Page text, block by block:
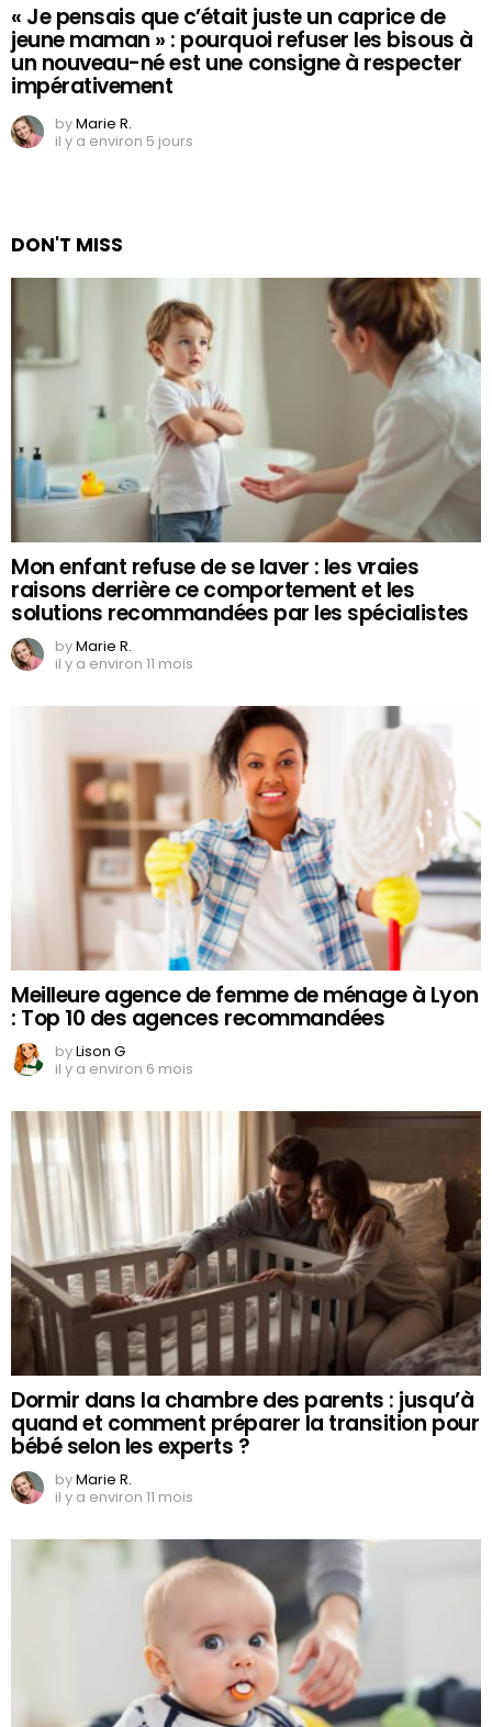
« Je pensais que c’était juste un caprice de
jeune maman » : pourquoi refuser les bisous à
un nouveau-né est une consigne à respecter
impérativement
byMarie R.
il y a environ 5 jours
DON'T MISS
Mon enfant refuse de se laver : les vraies
raisons derrière ce comportement et les
solutions recommandées par les spécialistes
byMarie R.
il y a environ 11 mois
Meilleure agence de femme de ménage à Lyon
: Top 10 des agences recommandées
byLison G
il y a environ 6 mois
Dormir dans la chambre des parents : jusqu’à
quand et comment préparer la transition pour
bébé selon les experts ?
byMarie R.
il y a environ 11 mois